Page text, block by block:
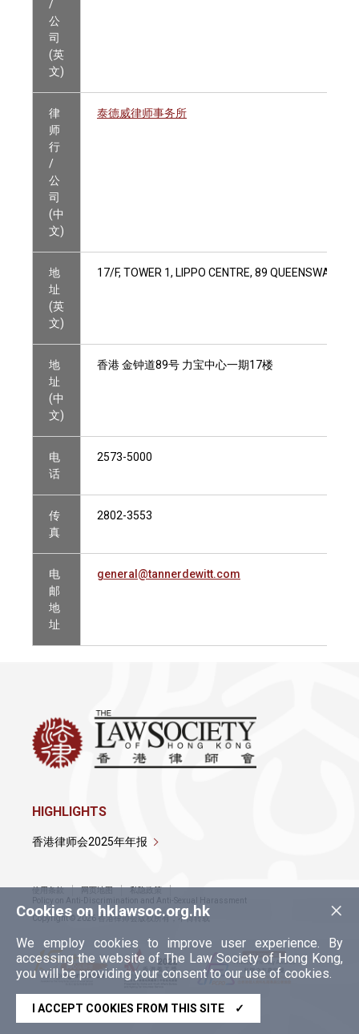
/
公
司
(英
文)
律
师
行
/
公
司
(中
文)
泰德威律师事务所
地
址
(英
文)
17/F, TOWER 1, LIPPO CENTRE, 89 QUEENSWAY,
地
址
(中
文)
香港 金钟道89号 力宝中心一期17楼
电
话
2573-5000
传
真
2802-3553
电
邮
地
址
general@tannerdewitt.com
×
Cookies on hklawsoc.org.hk
We employ cookies to improve user experience. By
accessing the website of The Law Society of Hong Kong,
you will be providing your consent to our use of cookies.
I ACCEPT COOKIES FROM THIS SITE ✓
HIGHLIGHTS
香港律师会2025年年报
使用条款 网页地图
私隐政策
Policy on Anti-Discrimination and Anti-Sexual Harassment
Copyright © 2026 香港律师会版权所有，不得转载